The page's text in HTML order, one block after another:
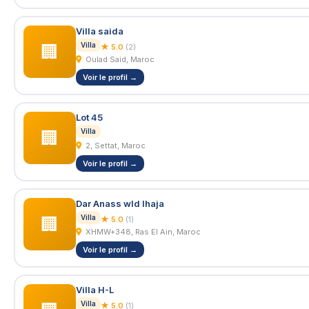
🏢
Villa saida
Villa ★ 5.0 (2)
Oulad Said, Maroc
Voir le profil →
🏢
Lot 45
Villa
2, Settat, Maroc
Voir le profil →
🏢
Dar Anass wld lhaja
Villa ★ 5.0 (1)
XHMW+348, Ras El Ain, Maroc
Voir le profil →
Villa H-L
Villa ★ 5.0 (1)